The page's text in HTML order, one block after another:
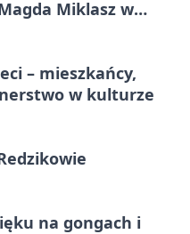
Miklasz w
– mieszkańcy,
w kulturze
na gongach i